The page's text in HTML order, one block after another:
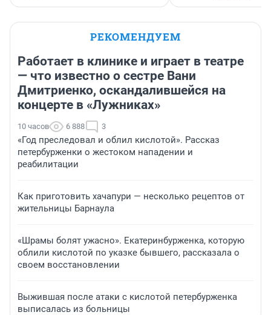
РЕКОМЕНДУЕМ
Работает в клинике и играет в театре
— что известно о сестре Вани
Дмитриенко, оскандалившейся на
концерте в «Лужниках»
10 часов 6 888 3
«Год преследовал и облил кислотой». Рассказ
петербурженки о жестоком нападении и
реабилитации
Как приготовить хачапури — несколько рецептов от
жительницы Барнаула
«Шрамы болят ужасно». Екатеринбурженка, которую
облили кислотой по указке бывшего, рассказала о
своем восстановлении
Выжившая после атаки с кислотой петербурженка
выписалась из больницы